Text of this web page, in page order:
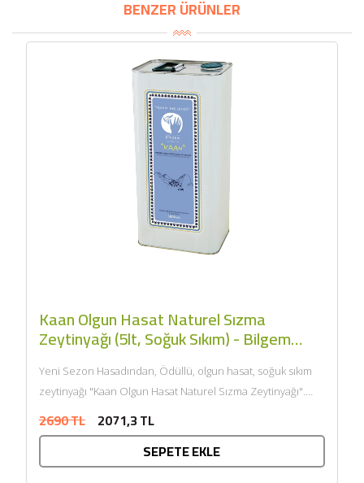
BENZER ÜRÜNLER
Kaan Olgun Hasat Naturel Sızma
Zeytinyağı (5lt, Soğuk Sıkım) - Bilgem
Zeytincilik
Yeni Sezon Hasadından, Ödüllü, olgun hasat, soğuk sıkım
zeytinyağı "Kaan Olgun Hasat Naturel Sızma Zeytinyağı".
2690 TL 2071,3 TL
SEPETE EKLE
SEPETE EKLE